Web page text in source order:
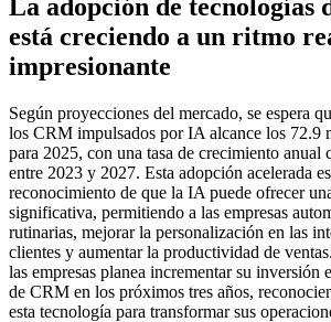
La adopción de tecnologías
está creciendo a un ritmo
impresionante
Según proyecciones del mercado, se espera
los CRM impulsados por IA alcance los 72.9
para 2025, con una tasa de crecimiento anual
entre 2023 y 2027. Esta adopción acelerada
reconocimiento de que la IA puede ofrecer
significativa, permitiendo a las empresas
rutinarias, mejorar la personalización en las
clientes y aumentar la productividad de
las empresas planea incrementar su inversión
de CRM en los próximos tres años,
esta tecnología para transformar sus